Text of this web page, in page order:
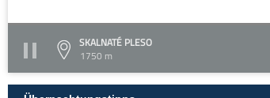
SKALNATÉ PLESO
1750 m